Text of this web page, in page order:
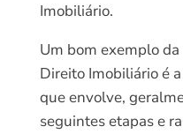
Imobiliário.
Um bom exemplo
Direito Imobiliário é a
que envolve,
seguintes etapas e